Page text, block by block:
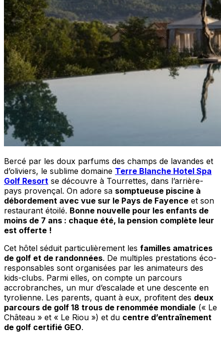
Bercé par les doux parfums des champs de lavandes et
d’oliviers, le sublime domaine Terre Blanche Hotel Spa
Golf Resort se découvre à Tourrettes, dans l’arrière-
pays provençal. On adore sa somptueuse piscine à
débordement avec vue sur le Pays de Fayence et son
restaurant étoilé. Bonne nouvelle pour les enfants de
moins de 7 ans : chaque été, la pension complète leur
est offerte !
Cet hôtel séduit particulièrement les familles amatrices
de golf et de randonnées. De multiples prestations éco-
responsables sont organisées par les animateurs des
kids-clubs. Parmi elles, on compte un parcours
accrobranches, un mur d’escalade et une descente en
tyrolienne. Les parents, quant à eux, profitent des deux
parcours de golf 18 trous de renommée mondiale (« Le
Château » et « Le Riou ») et du centre d’entraînement
de golf certifié GEO.